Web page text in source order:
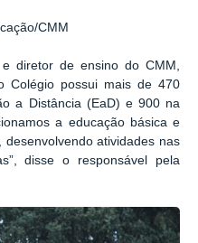
CMM
diretor de ensino do CMM,
Colégio possui mais de 470
a Distância (EaD) e 900 na
a educação básica e
atividades nas
disse o responsável pela